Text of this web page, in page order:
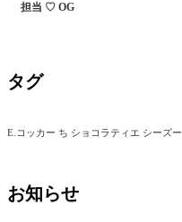
担当 ♡ OG
タグ
E.コッカー ち ショコラティエ シーズー
お知らせ